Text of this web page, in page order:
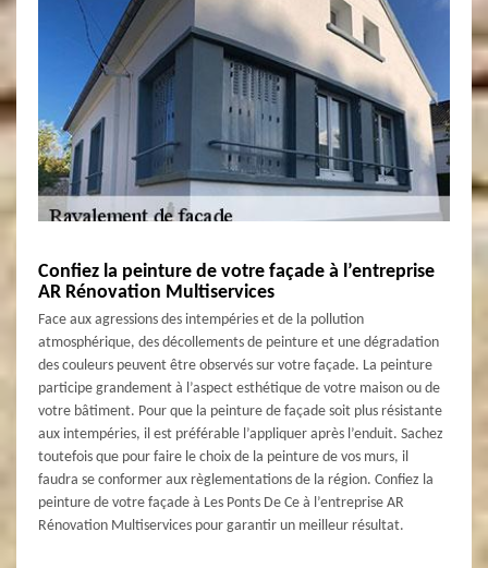
Confiez la peinture de votre façade à l’entreprise
AR Rénovation Multiservices
Face aux agressions des intempéries et de la pollution
atmosphérique, des décollements de peinture et une dégradation
des couleurs peuvent être observés sur votre façade. La peinture
participe grandement à l’aspect esthétique de votre maison ou de
votre bâtiment. Pour que la peinture de façade soit plus résistante
aux intempéries, il est préférable l’appliquer après l’enduit. Sachez
toutefois que pour faire le choix de la peinture de vos murs, il
faudra se conformer aux règlementations de la région. Confiez la
peinture de votre façade à Les Ponts De Ce à l’entreprise AR
Rénovation Multiservices pour garantir un meilleur résultat.